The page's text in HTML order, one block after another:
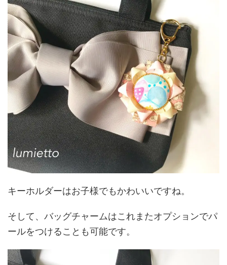
キーホルダーはお子様でもかわいいですね。
そして、バッグチャームはこれまたオプションでパ
ールをつけることも可能です。